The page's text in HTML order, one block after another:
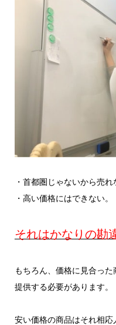
・首都圏じゃないから売れ
・高い価格にはできない。
それはかなりの勘
もちろん、価格に見合った
提供する必要があります。
安い価格の商品はそれ相応